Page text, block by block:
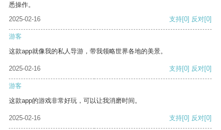
悉操作。
2025-02-16
支持[0] 反对[0]
游客
这款app就像我的私人导游，带我领略世界各地的美景。
2025-02-16 支持[0] 反对[0]
游客
这款app的游戏非常好玩，可以让我消磨时间。
2025-02-16 支持[0] 反对[0]